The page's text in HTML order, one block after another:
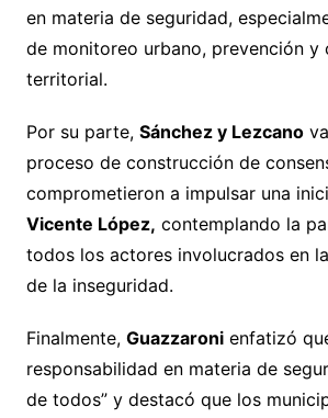
en materia de seguridad,
de monitoreo urbano, prevención y
territorial.
Por su parte, Sánchez y Lezcano
proceso de construcción de
comprometieron a impulsar una
Vicente López, contemplando la
todos los actores involucrados en
de la inseguridad.
Finalmente, Guazzaronienfatizó
responsabilidad en materia de
de todos” y destacó que los